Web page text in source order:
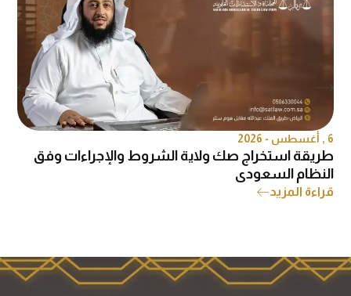
6 , أغسطس - 2026
طريقة استخراج صك ولاية الشروط والإجراءات وفق
النظام السعودي
قراءة المزيد